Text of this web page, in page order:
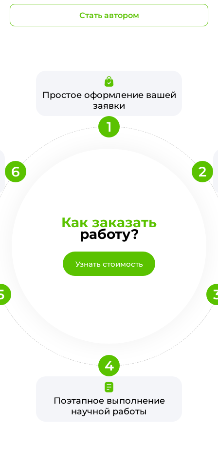
Стать автором
Как заказать
работу?
Узнать стоимость
Простое оформление вашей
заявки
1
2
Поэтапное выполнение
научной работы
4
6